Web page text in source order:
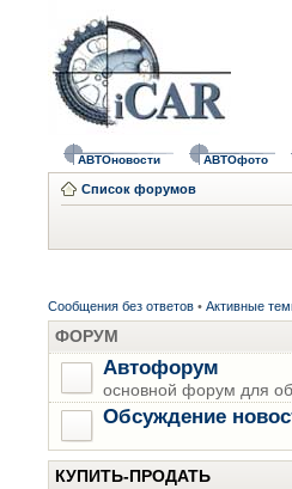
АВТОновости АВТОфото
Список форумов
Сообщения без ответов • Активные
ФОРУМ
Автофорум
основной форум для
Обсуждение
КУПИТЬ-ПРОДАТЬ